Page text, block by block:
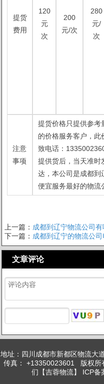
提货
费用
120
元
次
200
元/次
280
元/
次
注意
事项
提货价格只提供参考
的价格服务客户，
致电话：
提供货后，当天准时
达，本公司是成都到
便宜服务最好的物流
上一篇： 成都到辽宁物流公司
下一篇： 成都到辽宁的物流公
文章评论
地址：四川成都市新都区物流
传真： +13350023601 版权所
们【吉蓉物流】 ICP